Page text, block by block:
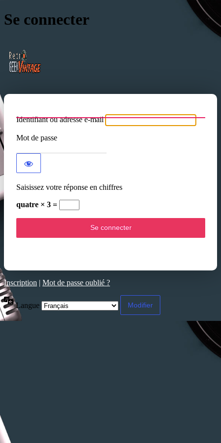
Se connecter
Identifiant ou adresse e-mail
Mot de passe
Saisissez votre réponse en chiffres
quatre × 3 =
Inscription | Mot de passe oublié ?
Langue